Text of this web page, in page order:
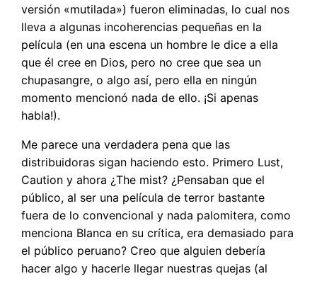
versión «mutilada») fueron eliminadas, lo cual nos
lleva a algunas incoherencias pequeñas en la
película (en una escena un hombre le dice a ella
que él cree en Dios, pero no cree que sea un
chupasangre, o algo así, pero ella en ningún
momento mencionó nada de ello. ¡Si apenas
habla!).
Me parece una verdadera pena que las
distribuidoras sigan haciendo esto. Primero Lust,
Caution y ahora ¿The mist? ¿Pensaban que el
público, al ser una película de terror bastante
fuera de lo convencional y nada palomitera, como
menciona Blanca en su crítica, era demasiado para
el público peruano? Creo que alguien debería
hacer algo y hacerle llegar nuestras quejas (al